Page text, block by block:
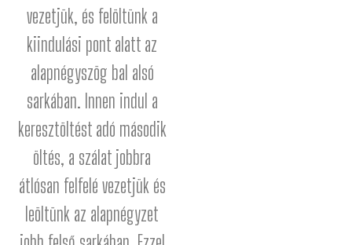
vezetjük, és felöltünk a
kiindulási pont alatt az
alapnégyszög bal alsó
sarkában. Innen indul a
keresztöltést adó második
öltés, a szálat jobbra
átlósan felfelé vezetjük és
leöltünk az alapnégyzet